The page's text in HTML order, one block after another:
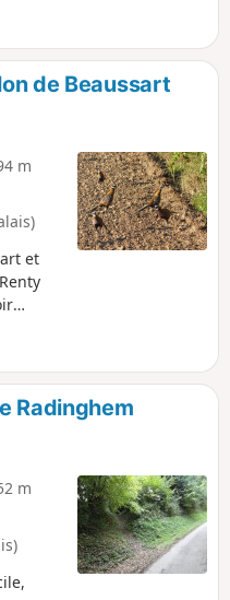
de Beaussart
m
et
sur
Radinghem
m